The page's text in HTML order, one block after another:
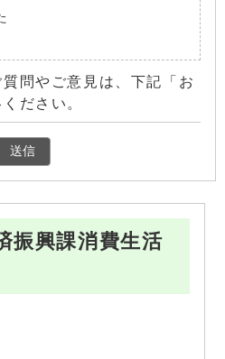
問やご意見は、下記「お
ださい。
振興課消費生活